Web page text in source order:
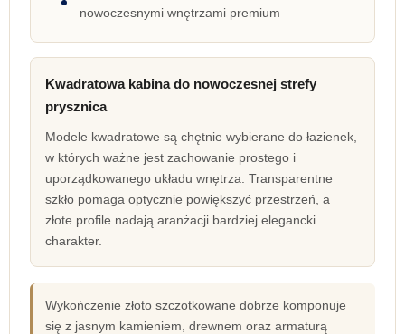
nowoczesnymi wnętrzami premium
Kwadratowa kabina do nowoczesnej strefy
prysznica
Modele kwadratowe są chętnie wybierane do łazienek,
w których ważne jest zachowanie prostego i
uporządkowanego układu wnętrza. Transparentne
szkło pomaga optycznie powiększyć przestrzeń, a
złote profile nadają aranżacji bardziej elegancki
charakter.
Wykończenie złoto szczotkowane dobrze komponuje
się z jasnym kamieniem, drewnem oraz armaturą